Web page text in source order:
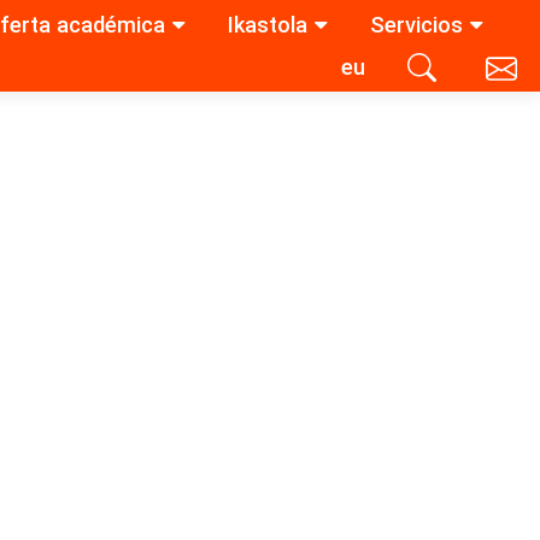
académica Ikastola
Servicios
eu
Buscar
Contacta con nosotros